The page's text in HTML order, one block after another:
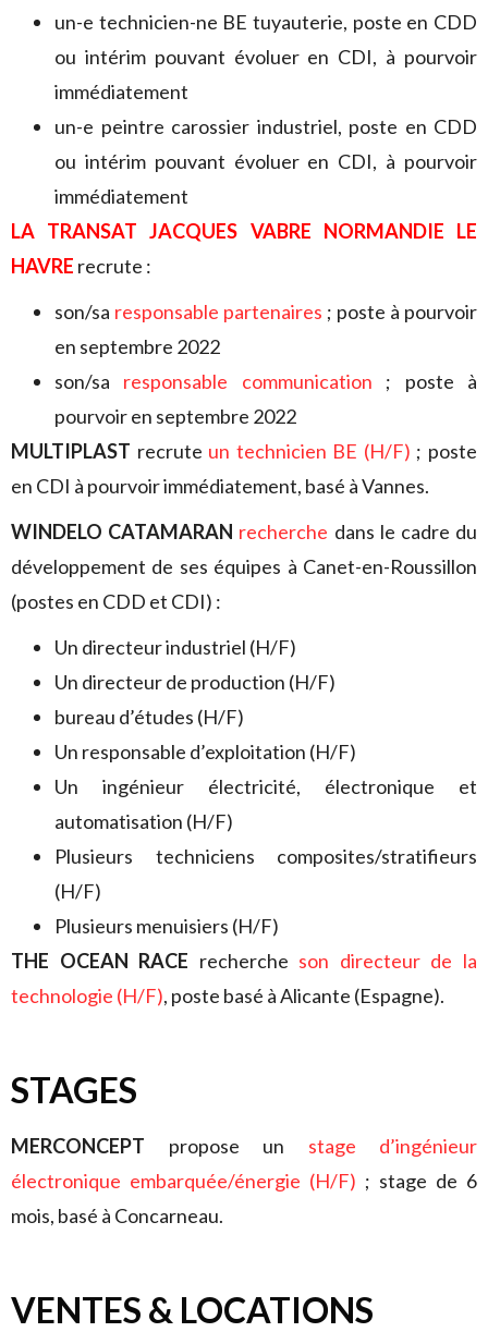
un-e technicien-ne BE tuyauterie, poste en CDD
ou intérim pouvant évoluer en CDI, à pourvoir
immédiatement
un-e peintre carossier industriel, poste en CDD
ou intérim pouvant évoluer en CDI, à pourvoir
immédiatement
LA TRANSAT JACQUES VABRE NORMANDIE LE
HAVRE recrute :
son/sa responsable partenaires ; poste à pourvoir
en septembre 2022
son/sa responsable communication ; poste à
pourvoir en septembre 2022
MULTIPLAST recrute un technicien BE (H/F) ; poste
en CDI à pourvoir immédiatement, basé à Vannes.
WINDELO CATAMARAN recherche dans le cadre du
développement de ses équipes à Canet-en-Roussillon
(postes en CDD et CDI) :
Un directeur industriel (H/F)
Un directeur de production (H/F)
bureau d’études (H/F)
Un responsable d’exploitation (H/F)
Un ingénieur électricité, électronique et
automatisation (H/F)
Plusieurs techniciens composites/stratifieurs
(H/F)
Plusieurs menuisiers (H/F)
THE OCEAN RACE recherche son directeur de la
technologie (H/F), poste basé à Alicante (Espagne).
STAGES
MERCONCEPT propose un stage d’ingénieur
électronique embarquée/énergie (H/F) ; stage de 6
mois, basé à Concarneau.
VENTES & LOCATIONS